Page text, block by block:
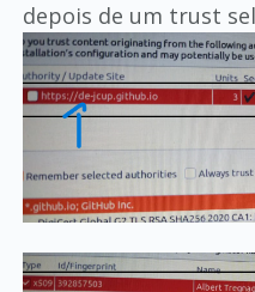
depois de um trust